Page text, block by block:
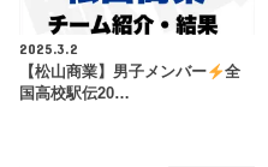
2025.3.2
【松山商業】男子メンバー
全
国高校駅伝20…